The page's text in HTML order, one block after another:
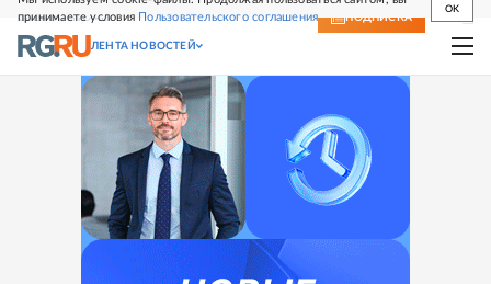
принимаете условия Пользовательского соглашения
OK
СВЕЖИЙ НОМЕР ПОДПИСКА
ЛЕНТА НОВОСТЕЙ